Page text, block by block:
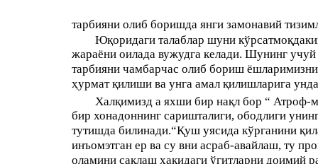
тарбияни олиб боришда янги замонавий
Юқоридаги талаблар шуни
жараёни оилада вужудга келади. Шунинг
тарбияни чамбарчас олиб бориш
ҳурмат қилиши ва унга амал қилишларига
Халқимизд а яхши бир нақл бор “ Атроф-
бир хонадоннинг саришталиги, ободлиги
тутишда билинади.“Қуш уясида кўрганини
инъомэтган ер ва су вни асраб-авайлаш, ту
оламини сақлаш ҳақидаги ўгитларни доимий